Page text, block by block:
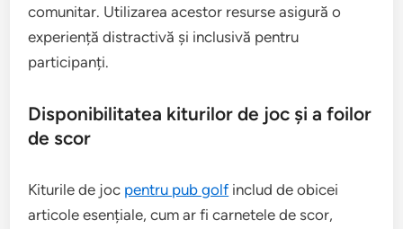
comunitar. Utilizarea acestor resurse asigură o
experiență distractivă și inclusivă pentru
participanți.
Disponibilitatea kiturilor de joc și a foilor
de scor
Kiturile de joc pentru pub golf includ de obicei
articole esențiale, cum ar fi carnetele de scor,